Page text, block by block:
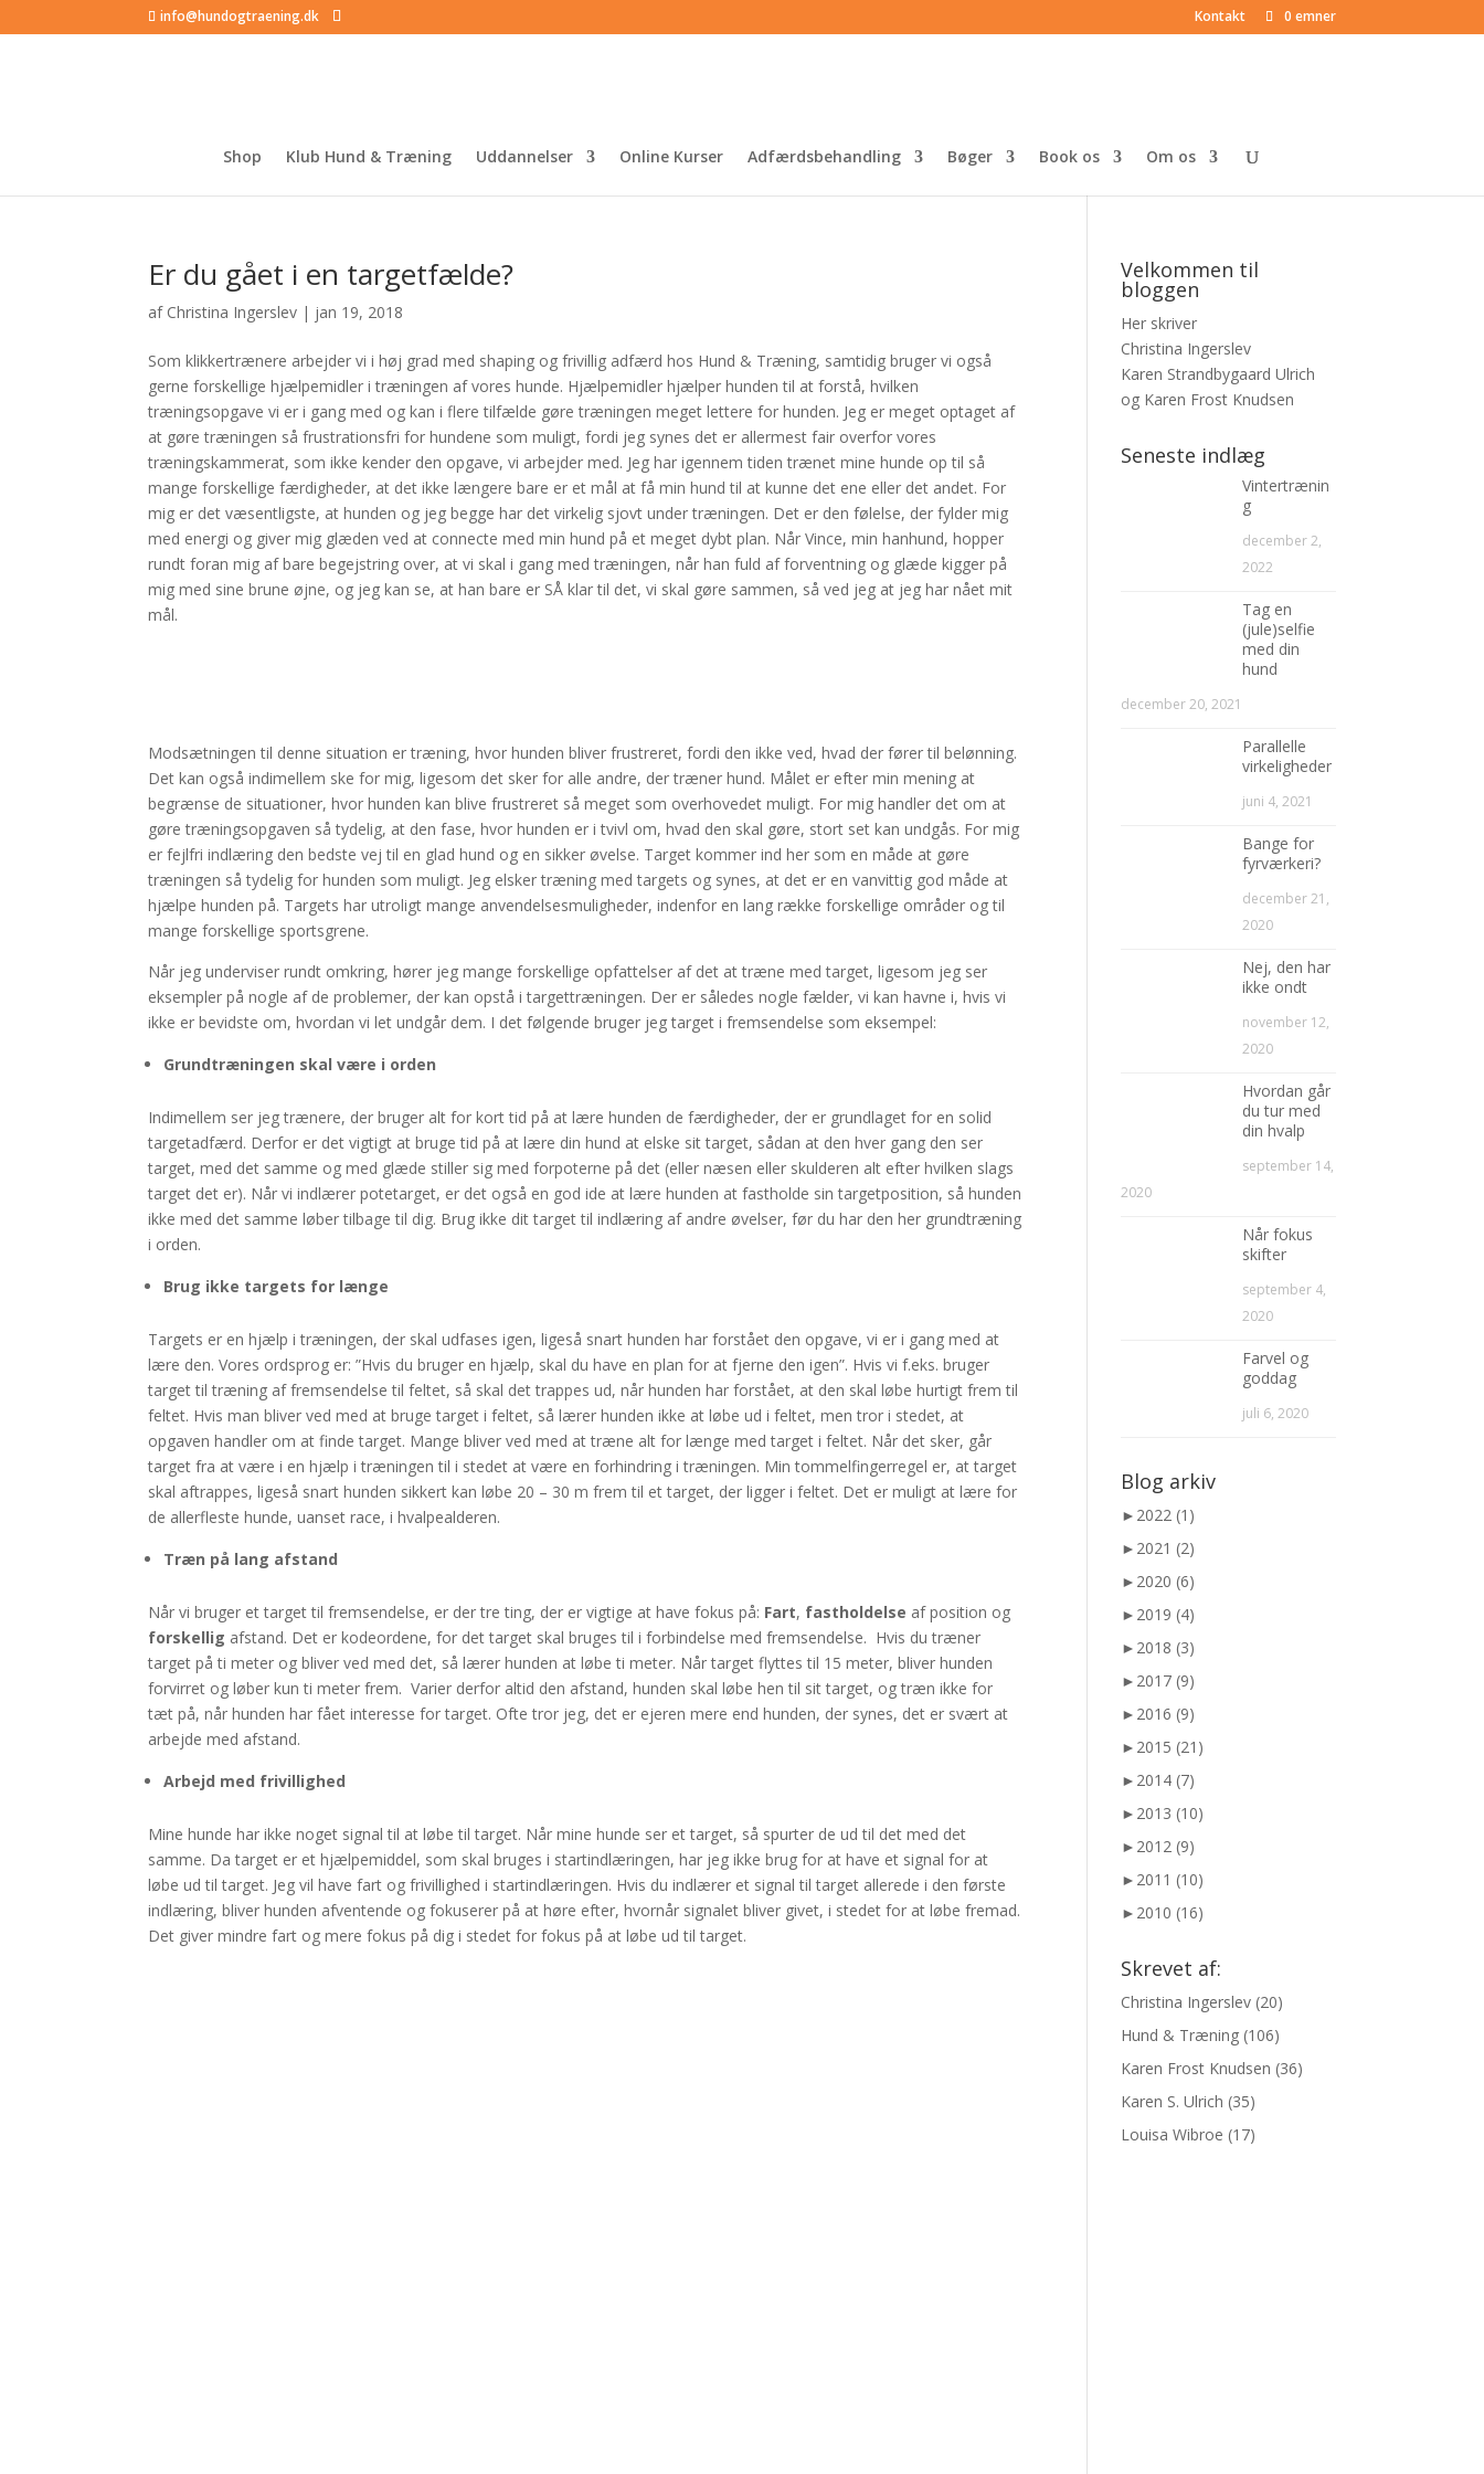
info@hundogtraening.dk Kontakt 0 emner
Shop Klub Hund & Træning Uddannelser Online Kurser Adfærdsbehandling Bøger Book os Om os
Er du gået i en targetfælde?
af Christina Ingerslev | jan 19, 2018
Som klikkertrænere arbejder vi i høj grad med shaping og frivillig adfærd hos Hund & Træning, samtidig bruger vi også
gerne forskellige hjælpemidler i træningen af vores hunde. Hjælpemidler hjælper hunden til at forstå, hvilken
træningsopgave vi er i gang med og kan i flere tilfælde gøre træningen meget lettere for hunden. Jeg er meget optaget af
at gøre træningen så frustrationsfri for hundene som muligt, fordi jeg synes det er allermest fair overfor vores
træningskammerat, som ikke kender den opgave, vi arbejder med. Jeg har igennem tiden trænet mine hunde op til så
mange forskellige færdigheder, at det ikke længere bare er et mål at få min hund til at kunne det ene eller det andet. For
mig er det væsentligste, at hunden og jeg begge har det virkelig sjovt under træningen. Det er den følelse, der fylder mig
med energi og giver mig glæden ved at connecte med min hund på et meget dybt plan. Når Vince, min hanhund, hopper
rundt foran mig af bare begejstring over, at vi skal i gang med træningen, når han fuld af forventning og glæde kigger på
mig med sine brune øjne, og jeg kan se, at han bare er SÅ klar til det, vi skal gøre sammen, så ved jeg at jeg har nået mit
mål.
Modsætningen til denne situation er træning, hvor hunden bliver frustreret, fordi den ikke ved, hvad der fører til belønning.
Det kan også indimellem ske for mig, ligesom det sker for alle andre, der træner hund. Målet er efter min mening at
begrænse de situationer, hvor hunden kan blive frustreret så meget som overhovedet muligt. For mig handler det om at
gøre træningsopgaven så tydelig, at den fase, hvor hunden er i tvivl om, hvad den skal gøre, stort set kan undgås. For mig
er fejlfri indlæring den bedste vej til en glad hund og en sikker øvelse. Target kommer ind her som en måde at gøre
træningen så tydelig for hunden som muligt. Jeg elsker træning med targets og synes, at det er en vanvittig god måde at
hjælpe hunden på. Targets har utroligt mange anvendelsesmuligheder, indenfor en lang række forskellige områder og til
mange forskellige sportsgrene.
Når jeg underviser rundt omkring, hører jeg mange forskellige opfattelser af det at træne med target, ligesom jeg ser
eksempler på nogle af de problemer, der kan opstå i targettræningen. Der er således nogle fælder, vi kan havne i, hvis vi
ikke er bevidste om, hvordan vi let undgår dem. I det følgende bruger jeg target i fremsendelse som eksempel:
Grundtræningen skal være i orden
Indimellem ser jeg trænere, der bruger alt for kort tid på at lære hunden de færdigheder, der er grundlaget for en solid
targetadfærd. Derfor er det vigtigt at bruge tid på at lære din hund at elske sit target, sådan at den hver gang den ser
target, med det samme og med glæde stiller sig med forpoterne på det (eller næsen eller skulderen alt efter hvilken slags
target det er). Når vi indlærer potetarget, er det også en god ide at lære hunden at fastholde sin targetposition, så hunden
ikke med det samme løber tilbage til dig. Brug ikke dit target til indlæring af andre øvelser, før du har den her grundtræning
i orden.
Brug ikke targets for længe
Targets er en hjælp i træningen, der skal udfases igen, ligeså snart hunden har forstået den opgave, vi er i gang med at
lære den. Vores ordsprog er: ”Hvis du bruger en hjælp, skal du have en plan for at fjerne den igen”. Hvis vi f.eks. bruger
target til træning af fremsendelse til feltet, så skal det trappes ud, når hunden har forstået, at den skal løbe hurtigt frem til
feltet. Hvis man bliver ved med at bruge target i feltet, så lærer hunden ikke at løbe ud i feltet, men tror i stedet, at
opgaven handler om at finde target. Mange bliver ved med at træne alt for længe med target i feltet. Når det sker, går
target fra at være i en hjælp i træningen til i stedet at være en forhindring i træningen. Min tommelfingerregel er, at target
skal aftrappes, ligeså snart hunden sikkert kan løbe 20 – 30 m frem til et target, der ligger i feltet. Det er muligt at lære for
de allerfleste hunde, uanset race, i hvalpealderen.
Træn på lang afstand
Når vi bruger et target til fremsendelse, er der tre ting, der er vigtige at have fokus på: Fart, fastholdelse af position og
forskellig afstand. Det er kodeordene, for det target skal bruges til i forbindelse med fremsendelse. Hvis du træner
target på ti meter og bliver ved med det, så lærer hunden at løbe ti meter. Når target flyttes til 15 meter, bliver hunden
forvirret og løber kun ti meter frem. Varier derfor altid den afstand, hunden skal løbe hen til sit target, og træn ikke for
tæt på, når hunden har fået interesse for target. Ofte tror jeg, det er ejeren mere end hunden, der synes, det er svært at
arbejde med afstand.
Arbejd med frivillighed
Mine hunde har ikke noget signal til at løbe til target. Når mine hunde ser et target, så spurter de ud til det med det
samme. Da target er et hjælpemiddel, som skal bruges i startindlæringen, har jeg ikke brug for at have et signal for at
løbe ud til target. Jeg vil have fart og frivillighed i startindlæringen. Hvis du indlærer et signal til target allerede i den første
indlæring, bliver hunden afventende og fokuserer på at høre efter, hvornår signalet bliver givet, i stedet for at løbe fremad.
Det giver mindre fart og mere fokus på dig i stedet for fokus på at løbe ud til target.
Velkommen til
bloggen
Her skriver
Christina Ingerslev
Karen Strandbygaard Ulrich
og Karen Frost Knudsen
Seneste indlæg
Vintertrænin
g
december 2,
2022
Tag en
(jule)selfie
med din
hund
december 20, 2021
Parallelle
virkeligheder
juni 4, 2021
Bange for
fyrværkeri?
december 21,
2020
Nej, den har
ikke ondt
november 12,
2020
Hvordan går
du tur med
din hvalp
september 14,
2020
Når fokus
skifter
september 4,
2020
Farvel og
goddag
juli 6, 2020
Blog arkiv
► 2022 (1)
► 2021 (2)
► 2020 (6)
► 2019 (4)
► 2018 (3)
► 2017 (9)
► 2016 (9)
► 2015 (21)
► 2014 (7)
► 2013 (10)
► 2012 (9)
► 2011 (10)
► 2010 (16)
Skrevet af:
Christina Ingerslev (20)
Hund & Træning (106)
Karen Frost Knudsen (36)
Karen S. Ulrich (35)
Louisa Wibroe (17)